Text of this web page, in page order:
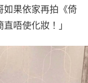
如果依家再拍《倚
唔使化妝！」